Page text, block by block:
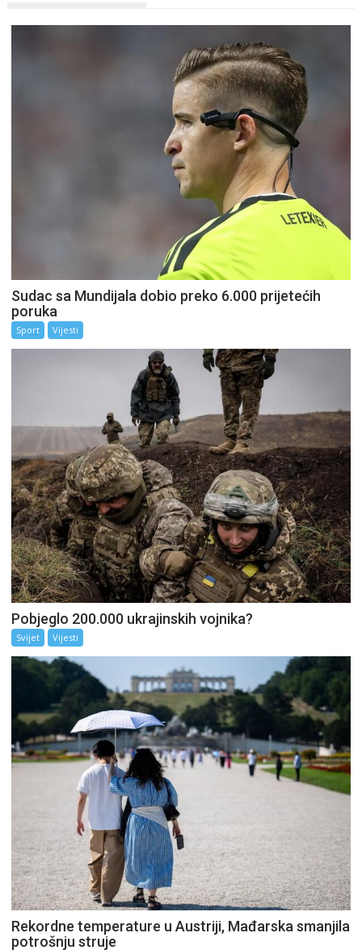
Sudac sa Mundijala dobio preko 6.000 prijetećih
poruka
Sport Vijesti
Pobjeglo 200.000 ukrajinskih vojnika?
Svijet Vijesti
Rekordne temperature u Austriji, Mađarska smanjila
potrošnju struje